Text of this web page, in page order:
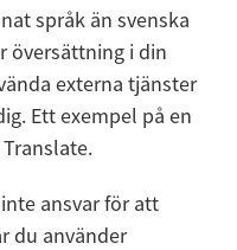
språk än svenska
översättning i din
externa tjänster
Ett exempel på en
ansvar för att
du använder